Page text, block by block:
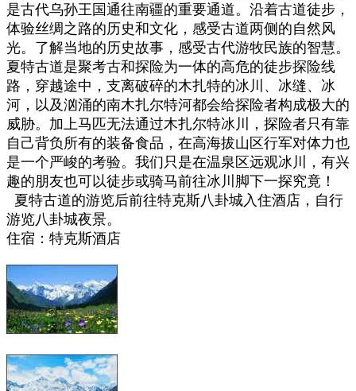
是古代乌孙王国通往南疆的重要通道。沿着古道徒步，
体验丝绸之路的历史和文化，感受古道两侧的自然风
光。了解当地的历史故事，感受古代游牧民族的智慧。
夏特古道是聚考古和探险为一体的高危的徒步探险线
路，穿越途中，支离破碎的木扎特的冰川、冰缝、冰
河，以及汹涌的南木扎尔特河都会给探险者构成极大的
威胁。加上马匹无法通过木扎尔特冰川，探险者只有靠
自己背负所有的装备食品，在高海拔山区行军对体力也
是一个严峻的考验。我们只是在温泉区远观冰川，有兴
趣的朋友也可以徒步或骑马前往冰川脚下一探究竟！
夏特古道的游览后前往特克斯八卦城入住酒店，自行
游览八卦城夜景。
住宿： 特克斯酒店